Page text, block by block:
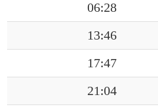
06:28
13:46
17:47
21:04